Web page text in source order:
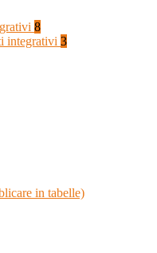
8
integrativi 3
in tabelle)